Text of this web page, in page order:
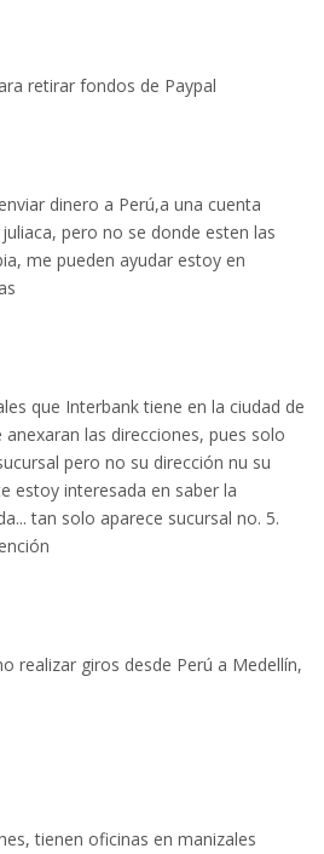
retirar fondos de Paypal
dinero a Perú,a una cuenta
pero no se donde esten las
me pueden ayudar estoy en
que Interbank tiene en la ciudad de
las direcciones, pues solo
pero no su dirección nu su
estoy interesada en saber la
tan solo aparece sucursal no. 5.
realizar giros desde Perú a Medellín,
tienen oficinas en manizales